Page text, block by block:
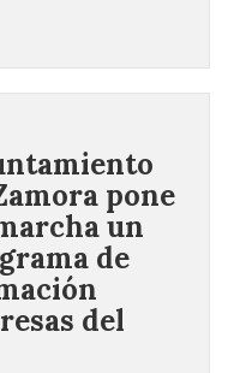
pone
un
de
del